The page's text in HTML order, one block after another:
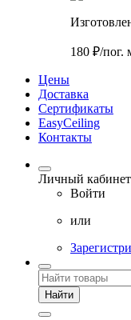
180 ₽/пог.
Цены
Доставка
Cертификаты
EasyCeiling
Контакты
Личный кабинет
Войти
или
Найти